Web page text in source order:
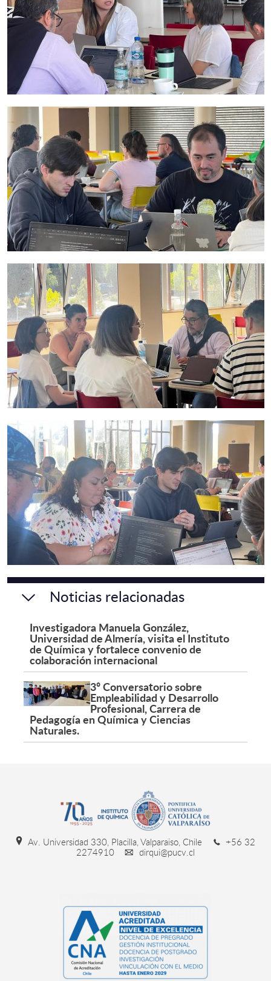
Noticias relacionadas
Investigadora Manuela González,
Universidad de Almería, visita el Instituto
de Química y fortalece convenio de
colaboración internacional
3º Conversatorio sobre
Empleabilidad y Desarrollo
Profesional, Carrera de
Pedagogía en Química y Ciencias
Naturales.
Av. Universidad 330, Placilla, Valparaiso, Chile
+56 32
2274910
dirqui@pucv.cl